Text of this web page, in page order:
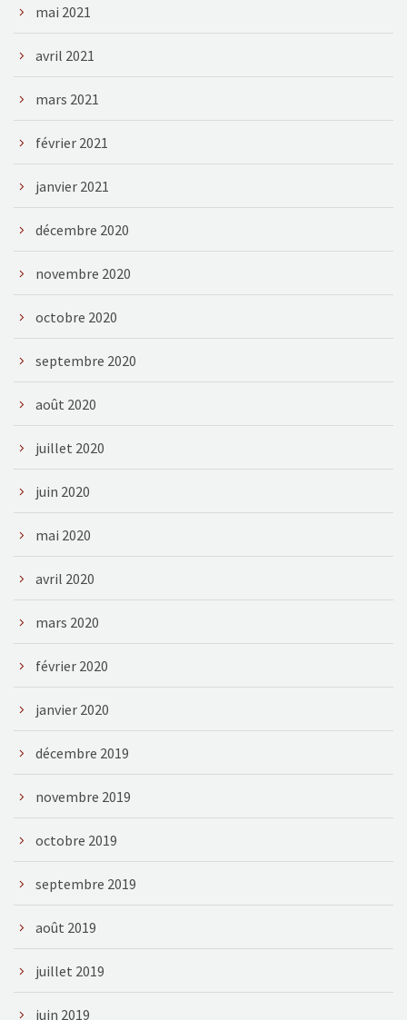
mai 2021
avril 2021
mars 2021
février 2021
janvier 2021
décembre 2020
novembre 2020
octobre 2020
septembre 2020
août 2020
juillet 2020
juin 2020
mai 2020
avril 2020
mars 2020
février 2020
janvier 2020
décembre 2019
novembre 2019
octobre 2019
septembre 2019
août 2019
juillet 2019
juin 2019